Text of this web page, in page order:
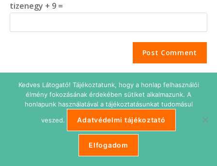
tizenegy + 9 =
Adatkezelési tájékoztató Impresszum
Süti beállítások
Copyright © 2026 Etikus Ingatlanos
Kedves Látogató! Tájékoztatunk, hogy a honlap felhasználói
élmény fokozásának érdekében sütiket alkalmazunk. A
honlapunk használatával a tájékoztatásunkat tudomásul
veszed. Adatvédelmi tájékoztató
Elfogadom